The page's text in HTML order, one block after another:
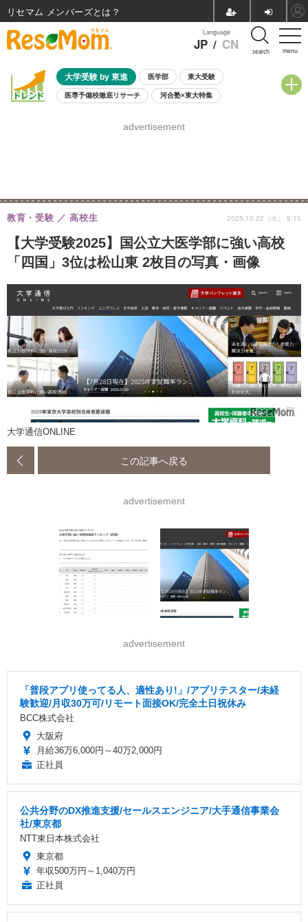
menu
Language
JP / CN search
大学受験 by 東進 医学部 東大受験
医専予備校徹底リサーチ 河合塾×東大特集
8月開催学校説明会・相談会
advertisement
【大学受験2025】国公立大医学部に強い高校
「四国」3位は松山東 2枚目の写真・画像
教育・受験 高校生 2025.10.22（水） 9:15
大学通信ONLINE
この記事へ戻る
advertisement
advertisement
「普段アプリ使ってる人、適性あり!」/アプリテスター/未経
験歓迎/月収30万可/リモート面接OK/完全土日祝休み
BCC株式会社
大阪府
月給36万6,000円～40万2,000円
正社員
公共分野のDX推進支援/セールスエンジニア/大手通信事業会
社/東京都
NTT東日本株式会社
東京都
年収500万円～1,040万円
正社員
リセマム メンバーズ